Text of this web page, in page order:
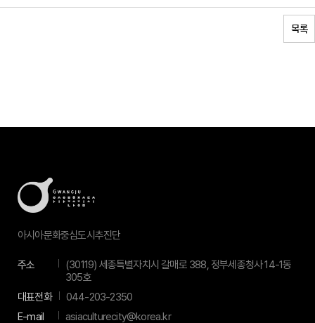
목록
아시아문화중심도시추진단
주소
(30119) 세종특별자치시 갈매로 388, 정부세종청사 14-1동
305호
대표전화
044-203-2350
E-mail
asiaculturecity@korea.kr